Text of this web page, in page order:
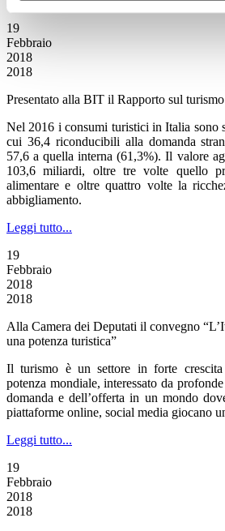
19
Febbraio
2018
2018
Presentato alla BIT il Rapporto sul turismo
Nel 2016 i consumi turistici in Italia sono
cui 36,4 riconducibili alla domanda
57,6 a quella interna (61,3%). Il valore
103,6 miliardi, oltre tre volte quello
alimentare e oltre quattro volte la
abbigliamento.
Leggi tutto...
19
Febbraio
2018
2018
Alla Camera dei Deputati il convegno
una potenza turistica”
Il turismo è un settore in forte
potenza mondiale, interessato da
domanda e dell’offerta in un mondo
piattaforme online, social media giocano
Leggi tutto...
19
Febbraio
2018
2018